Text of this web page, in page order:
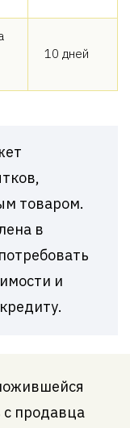
10 дней
товаром.
в
и
с продавца